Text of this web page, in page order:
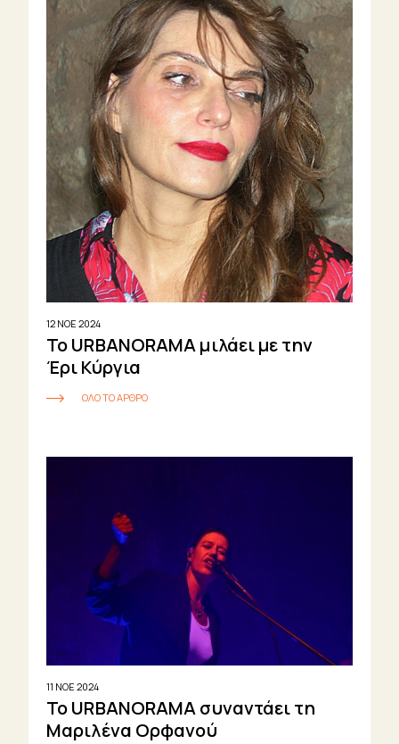
12 ΝΟΕ 2024
Το URBANORAMA μιλάει με την
Έρι Κύργια
ΟΛΟ ΤΟ ΑΡΘΡΟ
11 ΝΟΕ 2024
Το URBANORAMA συναντάει τη
Μαριλένα Ορφανού